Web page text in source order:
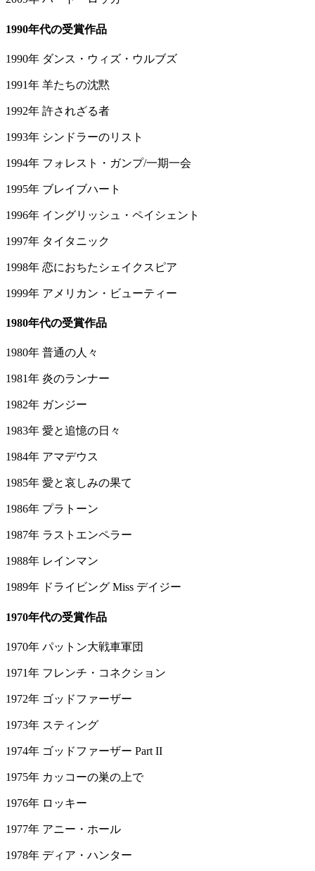
1990年代の受賞作品
1990年 ダンス・ウィズ・ウルブズ
1991年 羊たちの沈黙
1992年 許されざる者
1993年 シンドラーのリスト
1994年 フォレスト・ガンプ/一期一会
1995年 ブレイブハート
1996年 イングリッシュ・ペイシェント
1997年 タイタニック
1998年 恋におちたシェイクスピア
1999年 アメリカン・ビューティー
1980年代の受賞作品
1980年 普通の人々
1981年 炎のランナー
1982年 ガンジー
1983年 愛と追憶の日々
1984年 アマデウス
1985年 愛と哀しみの果て
1986年 プラトーン
1987年 ラストエンペラー
1988年 レインマン
1989年 ドライビング Miss デイジー
1970年代の受賞作品
1970年 パットン大戦車軍団
1971年 フレンチ・コネクション
1972年 ゴッドファーザー
1973年 スティング
1974年 ゴッドファーザー Part II
1975年 カッコーの巣の上で
1976年 ロッキー
1977年 アニー・ホール
1978年 ディア・ハンター